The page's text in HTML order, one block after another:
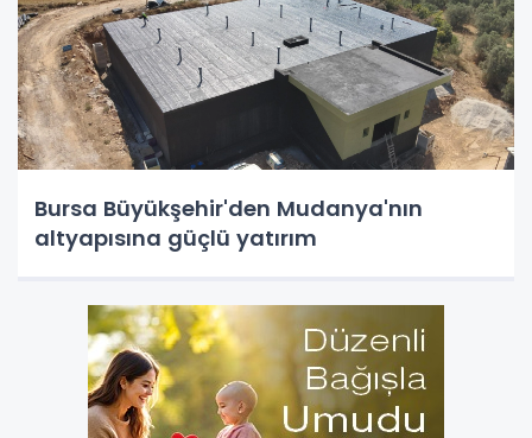
Bursa Büyükşehir'den Mudanya'nın
altyapısına güçlü yatırım